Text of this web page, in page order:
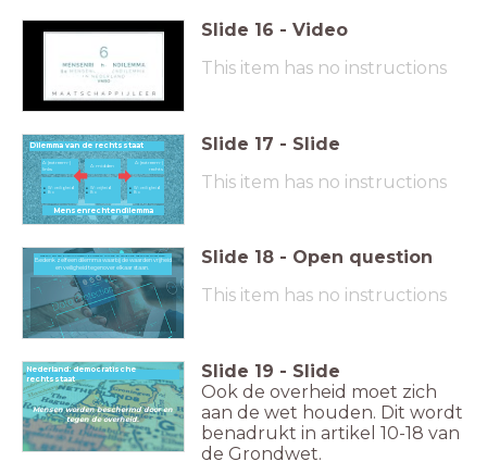
Slide 16 - Video
This item has no instructions
Dilemma van de rechtsstaat
W: veiligheid
B: x
Mensenrechtendilemma
A: midden
A: (extreem-)
rechts
A: (extreem-)
links
W: vrijheid
B: x
W: veiligheid
B: x
Slide 17 - Slide
This item has no instructions
Bedenk zelf een dilemma waarbij de waarden vrijheid
en veiligheid tegenover elkaar staan.
Slide 18 - Open question
This item has no instructions
Nederland: democratische
rechtsstaat
Mensen worden beschermd door en
tegen de overheid.
Slide 19 - Slide
Ook de overheid moet zich
aan de wet houden. Dit wordt
benadrukt in artikel 10-18 van
de Grondwet.